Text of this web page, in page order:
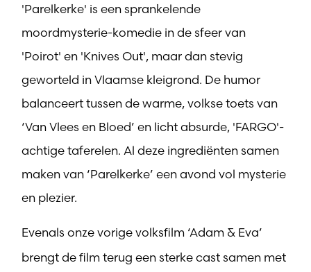
'Parelkerke' is een sprankelende
moordmysterie-komedie in de sfeer van
'Poirot' en 'Knives Out', maar dan stevig
geworteld in Vlaamse kleigrond. De humor
balanceert tussen de warme, volkse toets van
‘Van Vlees en Bloed’ en licht absurde, 'FARGO'-
achtige taferelen. Al deze ingrediënten samen
maken van ‘Parelkerke’ een avond vol mysterie
en plezier.
Evenals onze vorige volksfilm ‘Adam & Eva’
brengt de film terug een sterke cast samen met